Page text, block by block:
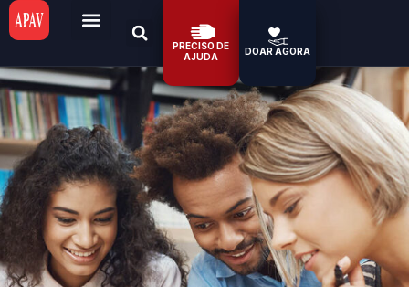
PRECISO DE
AJUDA
DOAR AGORA